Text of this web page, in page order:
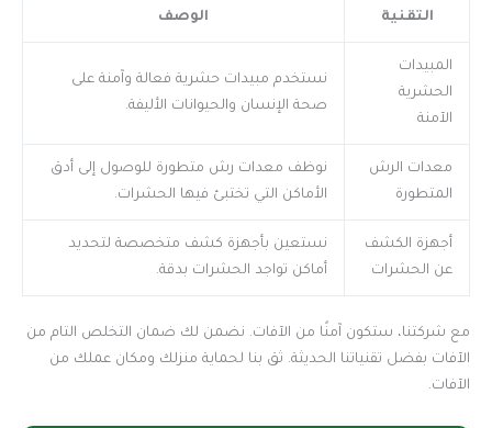
التقنية الوصف
المبيدات
الحشرية
الآمنة
نستخدم مبيدات حشرية فعالة وآمنة على
صحة الإنسان والحيوانات الأليفة.
معدات الرش
المتطورة
نوظف معدات رش متطورة للوصول إلى أدق
الأماكن التي تختبئ فيها الحشرات.
أجهزة الكشف
عن الحشرات
نستعين بأجهزة كشف متخصصة لتحديد
أماكن تواجد الحشرات بدقة.
مع شركتنا، ستكون آمنًا من الآفات. نضمن لك ضمان التخلص التام من
الآفات بفضل تقنياتنا الحديثة. ثق بنا لحماية منزلك ومكان عملك من
الآفات.